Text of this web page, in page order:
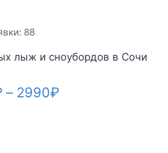
88
лыж и сноубордов в Сочи
– 2990₽Диапазон